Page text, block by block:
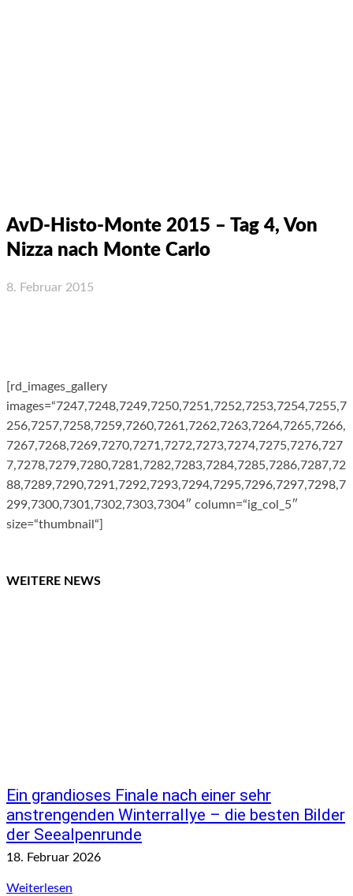
AvD-Histo-Monte 2015 – Tag 4, Von
Nizza nach Monte Carlo
8. Februar 2015
[rd_images_gallery
images=“7247,7248,7249,7250,7251,7252,7253,7254,7255,7
256,7257,7258,7259,7260,7261,7262,7263,7264,7265,7266,
7267,7268,7269,7270,7271,7272,7273,7274,7275,7276,727
7,7278,7279,7280,7281,7282,7283,7284,7285,7286,7287,72
88,7289,7290,7291,7292,7293,7294,7295,7296,7297,7298,7
299,7300,7301,7302,7303,7304″ column=“ig_col_5″
size=“thumbnail“]
WEITERE NEWS
Ein grandioses Finale nach einer sehr
anstrengenden Winterrallye – die besten Bilder
der Seealpenrunde
18. Februar 2026
Weiterlesen